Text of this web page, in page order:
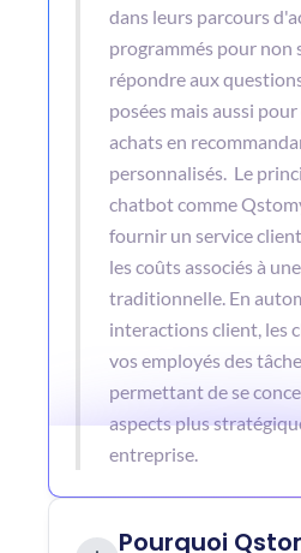
dans leurs parcours
programmés pour non
répondre aux
posées mais aussi
achats en
personnalisés.  Le
chatbot comme
fournir un service
les coûts associés à
traditionnelle. En
interactions client, les
vos employés des
permettant de se
aspects plus
entreprise.
Pourquoi